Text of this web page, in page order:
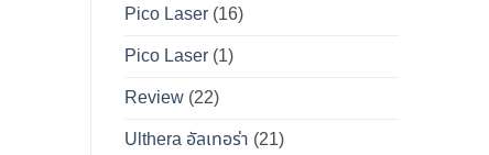
Pico Laser (16)
Pico Laser (1)
Review (22)
Ulthera อัลเทอร่า (21)